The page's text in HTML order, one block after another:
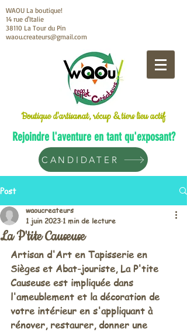
WAOU La boutique!
14 rue d'Italie
38110 La Tour du Pin
waou.createurs@gmail.com
Boutique d'artisanat, récup & tiers lieu actif
Rejoindre l'aventure en tant qu'exposant?
CANDIDATER
Post
La P'tite Causeuse
waoucreateurs
1 juin 2023 1 min de lecture
Artisan d'Art en Tapisserie en
Sièges et Abat-jouriste, La P'tite
Causeuse est impliquée dans
l'ameublement et la décoration de
votre intérieur en s'appliquant à
rénover, restaurer, donner une